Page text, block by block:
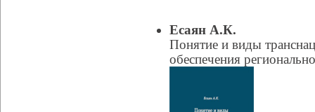
Есаян А.К.
Понятие и виды
обеспечения